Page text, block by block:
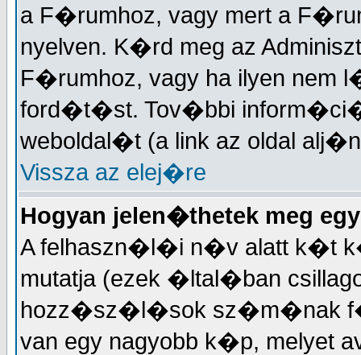
a F�rumhoz, vagy mert a
nyelven. K�rd meg az
F�rumhoz, vagy ha ilyen nem
ford�t�st. Tov�bbi
weboldal�t (a link az oldal
Vissza az elej�re
Hogyan jelen�thetek meg
A felhaszn�l�i n�v alatt k�t
mutatja (ezek �ltal�ban
hozz�sz�l�sok sz�m�nak
van egy nagyobb k�p, melyet